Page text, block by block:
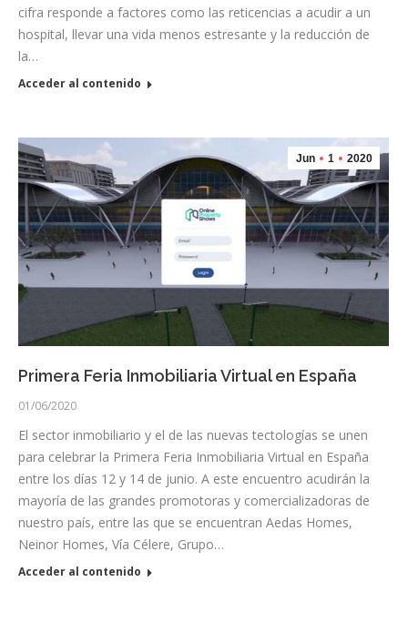
cifra responde a factores como las reticencias a acudir a un
hospital, llevar una vida menos estresante y la reducción de
la…
Acceder al contenido
Jun 1 2020
Primera Feria Inmobiliaria Virtual en España
01/06/2020
El sector inmobiliario y el de las nuevas tectologías se unen
para celebrar la Primera Feria Inmobiliaria Virtual en España
entre los días 12 y 14 de junio. A este encuentro acudirán la
mayoría de las grandes promotoras y comercializadoras de
nuestro país, entre las que se encuentran Aedas Homes,
Neinor Homes, Vía Célere, Grupo…
Acceder al contenido